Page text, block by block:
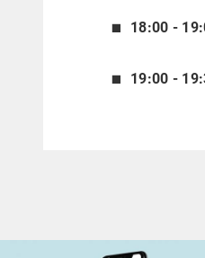
18:00 -
19:00 -